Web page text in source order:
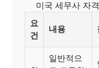
미국 세무사 자
요
건
내용
일반적으